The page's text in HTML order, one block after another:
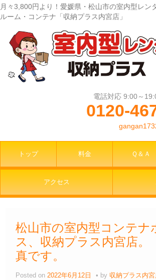
月々3,800円より！愛媛県・松山市の室内型レン
ルーム・コンテナ「収納プラス内宮店」
0120-
トップ 料金 Ｑ＆Ａ
アクセス
松山市の室内型コンテナ
ス、収納プラス内宮店
真です。
Posted on 2022年6月12日 by 収納プラス内宮